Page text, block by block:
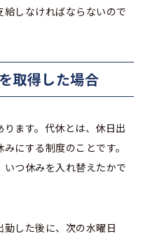
しなければならないので
取得した場合
ます。代休とは、休日出
にする制度のことです。
つ休みを入れ替えたかで
した後に、次の水曜日